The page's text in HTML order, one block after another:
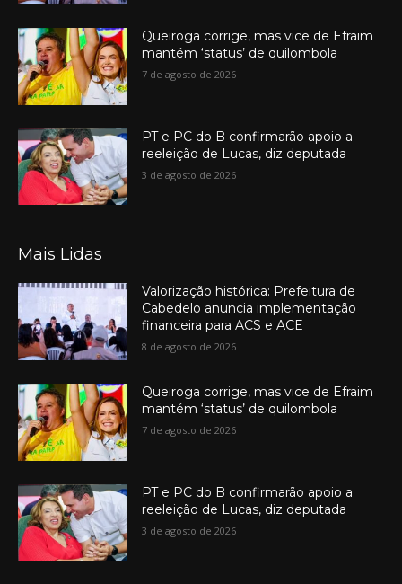
Queiroga corrige, mas vice de Efraim
mantém ‘status’ de quilombola
7 de agosto de 2026
PT e PC do B confirmarão apoio a
reeleição de Lucas, diz deputada
3 de agosto de 2026
Mais Lidas
Valorização histórica: Prefeitura de
Cabedelo anuncia implementação
financeira para ACS e ACE
8 de agosto de 2026
Queiroga corrige, mas vice de Efraim
mantém ‘status’ de quilombola
7 de agosto de 2026
PT e PC do B confirmarão apoio a
reeleição de Lucas, diz deputada
3 de agosto de 2026